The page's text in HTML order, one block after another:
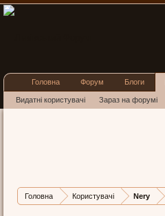
Головна Користувачі Nery
Головна Форум Блоги
Видатні користувачі Зараз на форумі